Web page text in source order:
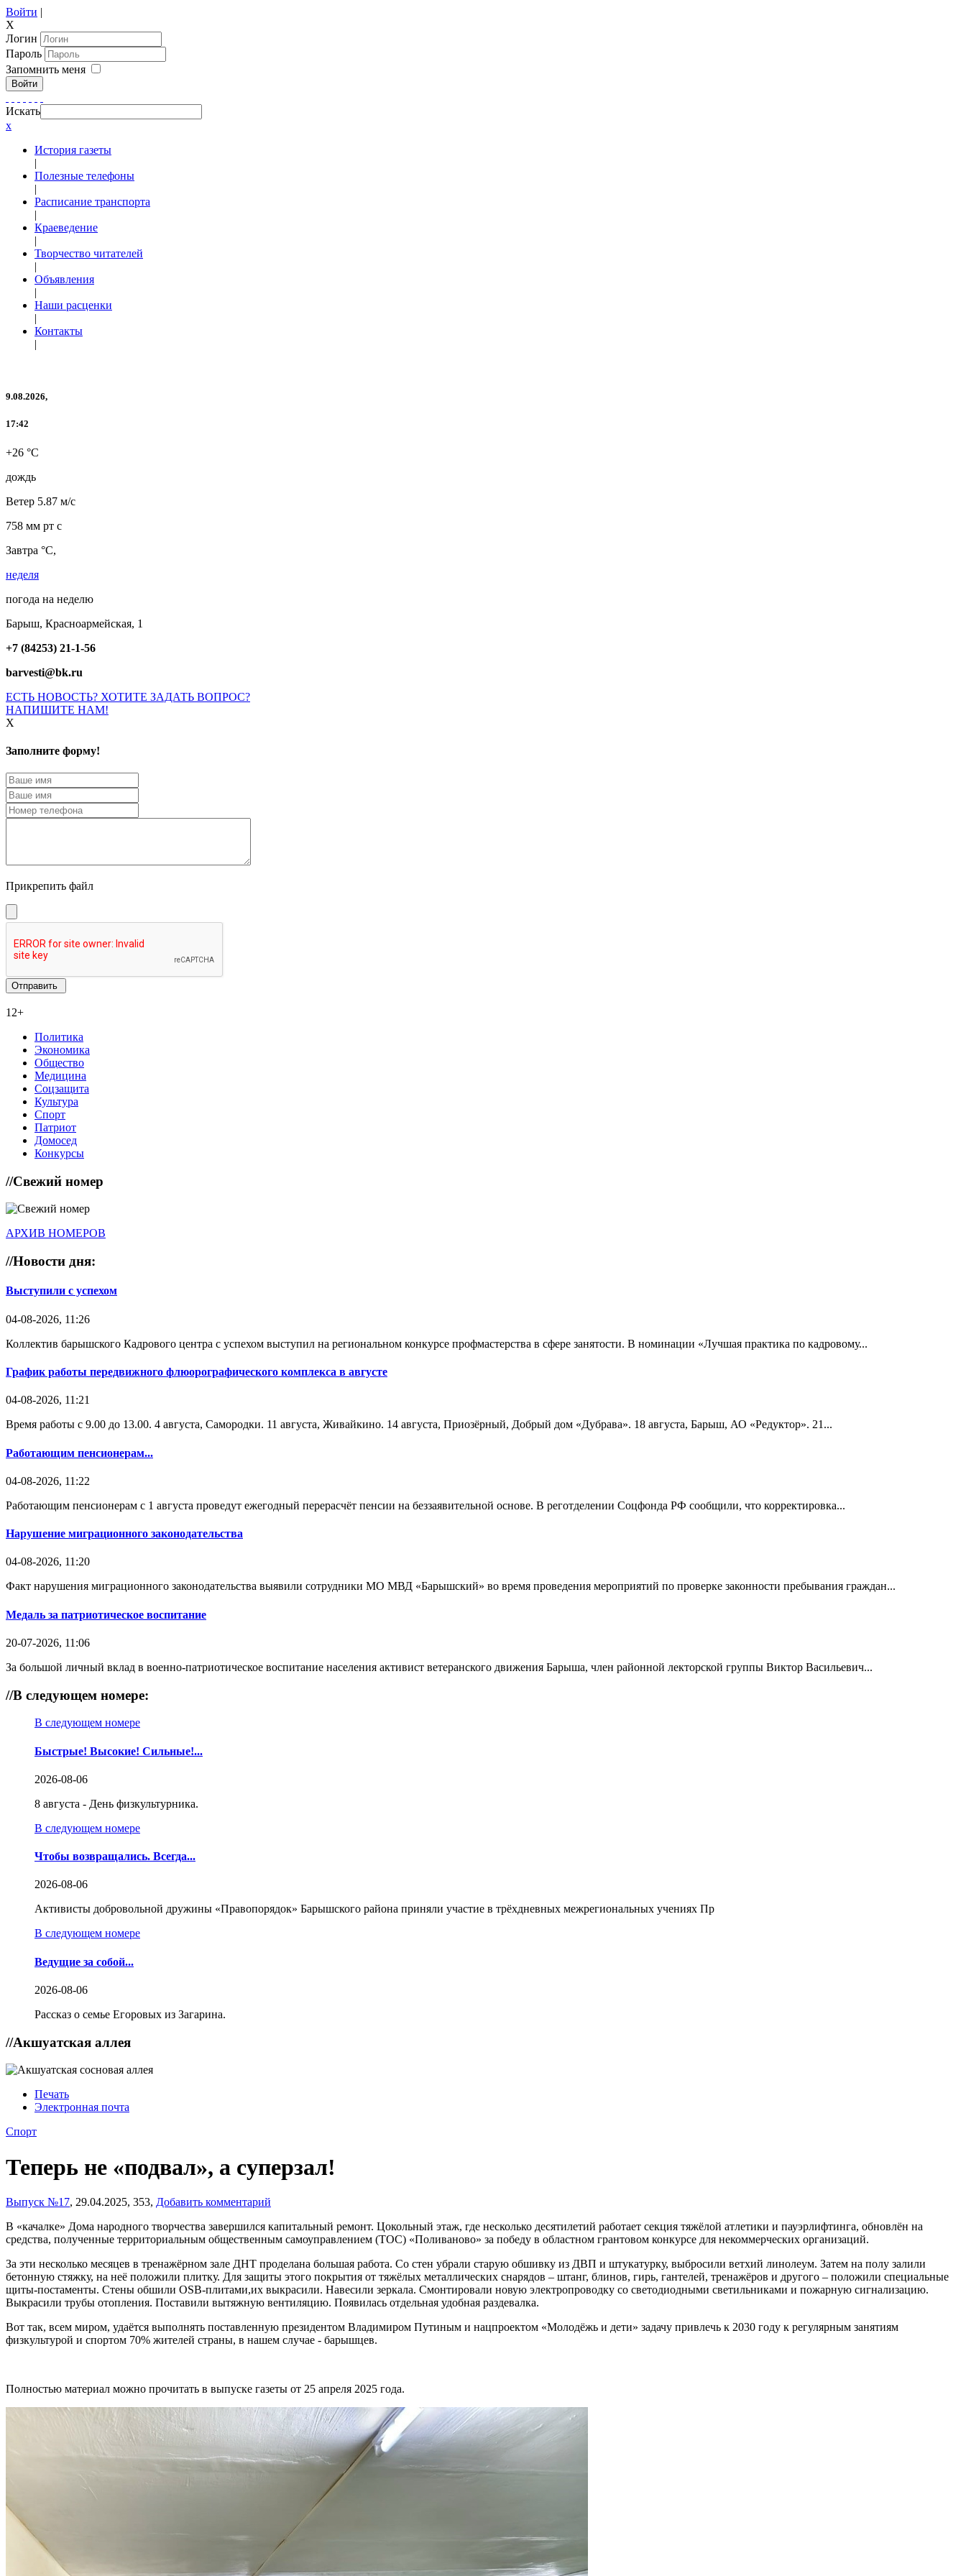
Войти |
X
Логин
Пароль
Запомнить меня
Войти
Искать
x
История газеты
|
Полезные телефоны
|
Расписание транспорта
|
Краеведение
|
Творчество читателей
|
Объявления
|
Наши расценки
|
Контакты
|
9.08.2026,
17:42
+26 °C
дождь
Ветер 5.87 м/с
758 мм рт с
Завтра °C,
неделя
погода на неделю
Барыш, Красноармейская, 1
+7 (84253) 21-1-56
barvesti@bk.ru
ЕСТЬ НОВОСТЬ? ХОТИТЕ ЗАДАТЬ ВОПРОС?
НАПИШИТЕ НАМ!
X
Заполните форму!
Прикрепить файл
12+
Политика
Экономика
Общество
Медицина
Соцзащита
Культура
Спорт
Патриот
Домосед
Конкурсы
//Свежий номер
АРХИВ НОМЕРОВ
//Новости дня:
Выступили с успехом
04-08-2026, 11:26
Коллектив барышского Кадрового центра с успехом выступил на региональном конкурсе профмастерства в сфере занятости. В номинации «Лучшая практика по кадровому...
График работы передвижного флюорографического комплекса в августе
04-08-2026, 11:21
Время работы с 9.00 до 13.00. 4 августа, Самородки. 11 августа, Живайкино. 14 августа, Приозёрный, Добрый дом «Дубрава». 18 августа, Барыш, АО «Редуктор». 21...
Работающим пенсионерам...
04-08-2026, 11:22
Работающим пенсионерам с 1 августа проведут ежегодный перерасчёт пенсии на беззаявительной основе. В реготделении Соцфонда РФ сообщили, что корректировка...
Нарушение миграционного законодательства
04-08-2026, 11:20
Факт нарушения миграционного законодательства выявили сотрудники МО МВД «Барышский» во время проведения мероприятий по проверке законности пребывания граждан...
Медаль за патриотическое воспитание
20-07-2026, 11:06
За большой личный вклад в военно-патриотическое воспитание населения активист ветеранского движения Барыша, член районной лекторской группы Виктор Васильевич...
//В следующем номере:
В следующем номере
Быстрые! Высокие! Сильные!...
2026-08-06
8 августа - День физкультурника.
В следующем номере
Чтобы возвращались. Всегда...
2026-08-06
Активисты добровольной дружины «Правопорядок» Барышского района приняли участие в трёхдневных межрегиональных учениях Пр
В следующем номере
Ведущие за собой...
2026-08-06
Рассказ о семье Егоровых из Загарина.
//Акшуатская аллея
Печать
Электронная почта
Спорт
Теперь не «подвал», а суперзал!
Выпуск №17, 29.04.2025, 353, Добавить комментарий
В «качалке» Дома народного творчества завершился капитальный ремонт. Цокольный этаж, где несколько десятилетий работает секция тяжёлой атлетики и пауэрлифтинга, обновлён на
средства, полученные территориальным общественным самоуправлением (ТОС) «Поливаново» за победу в областном грантовом конкурсе для некоммерческих организаций.
За эти несколько месяцев в тренажёрном зале ДНТ проделана большая работа. Со стен убрали старую обшивку из ДВП и штукатурку, выбросили ветхий линолеум. Затем на полу залили
бетонную стяжку, на неё положили плитку. Для защиты этого покрытия от тяжёлых металлических снарядов – штанг, блинов, гирь, гантелей, тренажёров и другого – положили специальные
щиты-постаменты. Стены обшили OSB-плитами,их выкрасили. Навесили зеркала. Смонтировали новую электропроводку со светодиодными светильниками и пожарную сигнализацию.
Выкрасили трубы отопления. Поставили вытяжную вентиляцию. Появилась отдельная удобная раздевалка.
Вот так, всем миром, удаётся выполнять поставленную президентом Владимиром Путиным и нацпроектом «Молодёжь и дети» задачу привлечь к 2030 году к регулярным занятиям
физкультурой и спортом 70% жителей страны, в нашем случае - барышцев.
Полностью материал можно прочитать в выпуске газеты от 25 апреля 2025 года.